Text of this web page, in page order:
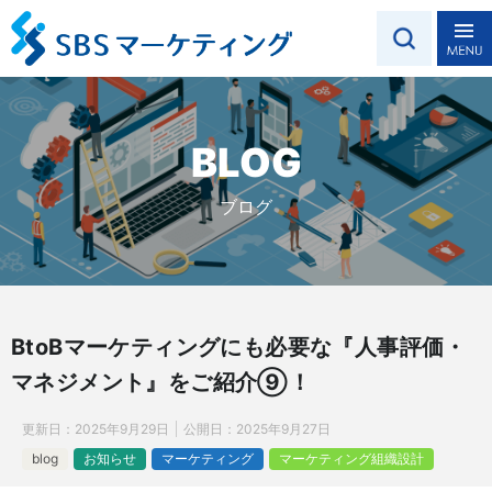
BLOG
ブログ
BtoBマーケティングにも必要な『人事評価・
マネジメント』をご紹介⑨！
更新日： 2025年9月29日 公開日： 2025年9月27日
blog
お知らせ マーケティング マーケティング組織設計